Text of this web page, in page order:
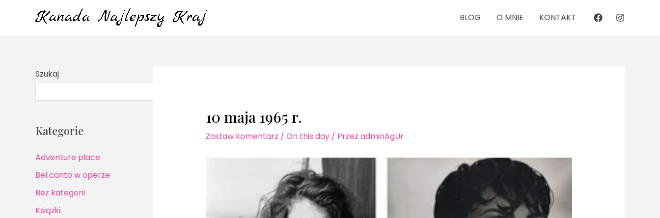
BLOG O MNIE KONTAKT
Szukaj
Kategorie
Adventure place
Bel canto w operze
Bez kategorii
Książki.
10 maja 1965 r.
Zostaw komentarz / On this day/ Przez adminAgUr